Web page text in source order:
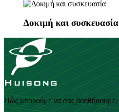
Δοκιμή και συσκευασία
Πώς μπορούμε να σας βοηθήσουμε;